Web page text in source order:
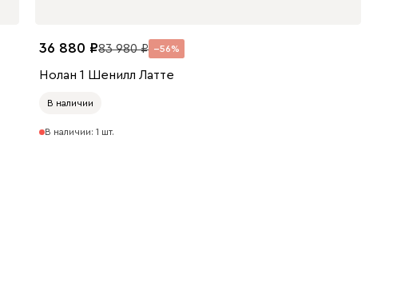
36 880 83 980 56
Нолан 1 Шенилл Латте
В наличии
В наличии: 1 шт.